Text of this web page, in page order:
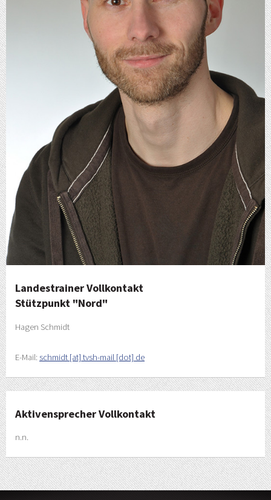
Landestrainer Vollkontakt
Stützpunkt "Nord"
Hagen Schmidt
E-Mail: schmidt [at] tvsh-mail [dot] de
Aktivensprecher Vollkontakt
n.n.